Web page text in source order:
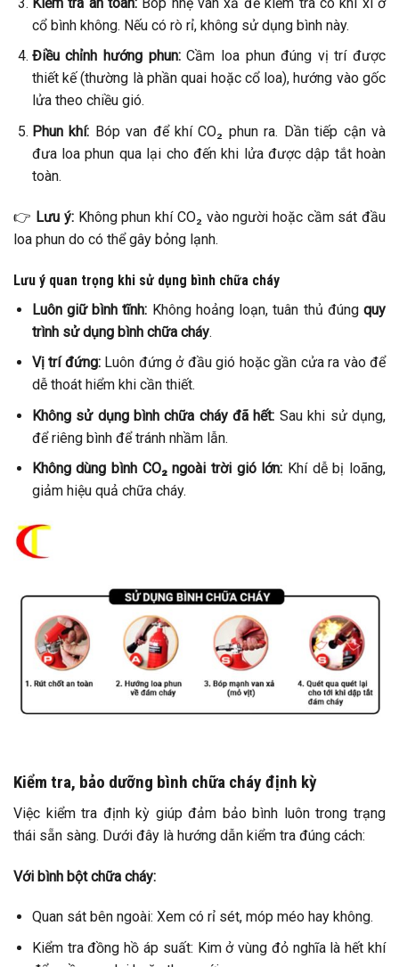
cổ bình không. Nếu có rò rỉ, không sử dụng bình này.
Điều chỉnh hướng phun:Cầm loa phun đúng vị trí được
thiết kế (thường là phần quai hoặc cổ loa), hướng vào gốc
lửa theo chiều gió.
Phun khí: Bóp van để khí CO₂ phun ra. Dần tiếp cận và
đưa loa phun qua lại cho đến khi lửa được dập tắt hoàn
toàn.
👉 Lưu ý: Không phun khí CO₂ vào người hoặc cầm sát đầu
loa phun do có thể gây bỏng lạnh.
Lưu ý quan trọng khi sử dụng bình chữa cháy
Luôn giữ bình tĩnh: Không hoảng loạn, tuân thủ đúngquy
trình sử dụng bình chữa cháy.
Vị trí đứng:Luôn đứng ở đầu gió hoặc gần cửa ra vào để
dễ thoát hiểm khi cần thiết.
Không sử dụng bình chữa cháy đã hết: Sau khi sử dụng,
để riêng bình để tránh nhầm lẫn.
Không dùng bình CO₂ ngoài trời gió lớn: Khí dễ bị loãng,
giảm hiệu quả chữa cháy.
Kiểm tra, bảo dưỡng bình chữa cháy định kỳ
Việc kiểm tra định kỳ giúp đảm bảo bình luôn trong trạng
thái sẵn sàng. Dưới đây là hướng dẫn kiểm tra đúng cách:
Với bình bột chữa cháy:
Quan sát bên ngoài: Xem có rỉ sét, móp méo hay không.
Kiểm tra đồng hồ áp suất: Kim ở vùng đỏ nghĩa là hết khí